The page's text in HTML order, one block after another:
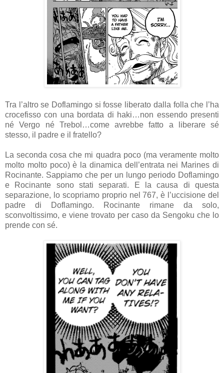
Tra l’altro se Doflamingo si fosse liberato dalla folla che l’ha
crocefisso con una bordata di haki…non essendo presenti
né Vergo né Trebol…come avrebbe fatto a liberare sé
stesso, il padre e il fratello?
La seconda cosa che mi quadra poco (ma veramente molto
molto molto poco) è la dinamica dell’entrata nei Marines di
Rocinante. Sappiamo che per un lungo periodo Doflamingo
e Rocinante sono stati separati. E la causa di questa
separazione, lo scopriamo proprio nel 767, è l’uccisione del
padre di Doflamingo. Rocinante rimane da solo,
sconvoltissimo, e viene trovato per caso da Sengoku che lo
prende con sé.